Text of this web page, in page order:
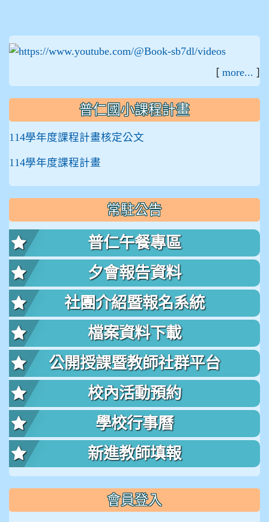
[ more... ]
普仁國小課程計畫
114學年度課程計畫核定公文
114學年度課程計畫
常駐公告
普仁午餐專區
夕會報告資料
社團介紹暨報名系統
檔案資料下載
公開授課暨教師社群平台
校內活動預約
學校行事曆
新進教師填報
會員登入